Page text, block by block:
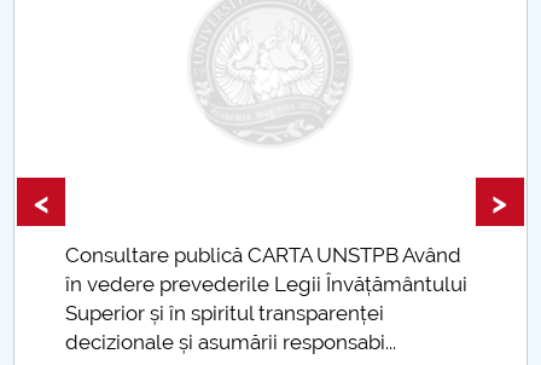
IOSUD/CSUD-Doctorate
Comisie de etica unversitară
Accesibilitate pentru studenții cu dizabilități
Raportul Conducerii Centrului Universitar Pitești
privind implementarea Planului Operațional 2020-
Consultare publică CARTA UNSTPB Având
în vedere prevederile Legii Învățământului
Superior și în spiritul transparenței
decizionale și asumării responsabi...
< >